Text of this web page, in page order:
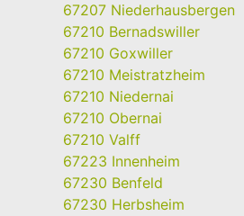
67207 Niederhausbergen
67210 Bernadswiller
67210 Goxwiller
67210 Meistratzheim
67210 Niedernai
67210 Obernai
67210 Valff
67223 Innenheim
67230 Benfeld
67230 Herbsheim